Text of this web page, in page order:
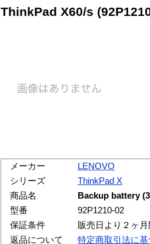
ThinkPad X60/s
メーカー
LENOVO
シリーズ
ThinkPad X
商品名
Backup battery
型番
92P1210-02
保証条件
販売日より２ヶ
返品について
特定商取引法に